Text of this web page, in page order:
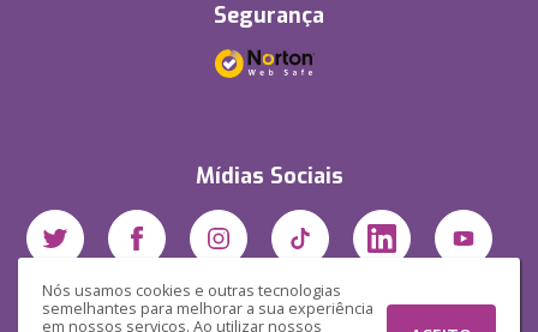
Nós usamos cookies e outras tecnologias
semelhantes para melhorar a sua experiência
em nossos serviços. Ao utilizar nossos
Segurança
Mídias Sociais